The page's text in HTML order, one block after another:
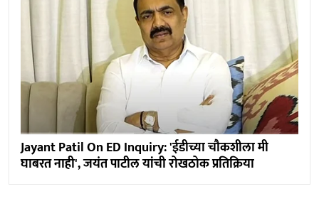
Jayant Patil On ED Inquiry: 'ईडीच्या चौकशीला मी
घाबरत नाही', जयंत पाटील यांची रोखठोक प्रतिक्रिया